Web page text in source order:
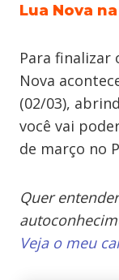
Lua Nova
Para finalizar
Nova
(02/03),
você vai
de março no
Quer
Veja o meu